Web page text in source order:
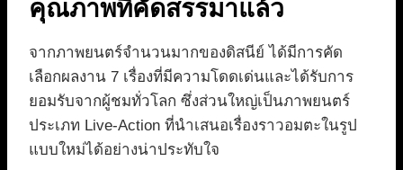
คุณภาพที่คัดสรรมาแล้ว
จากภาพยนตร์จำนวนมากของดิสนีย์ ได้มีการคัด
เลือกผลงาน 7 เรื่องที่มีความโดดเด่นและได้รับการ
ยอมรับจากผู้ชมทั่วโลก ซึ่งส่วนใหญ่เป็นภาพยนตร์
ประเภท Live-Action ที่นำเสนอเรื่องราวอมตะในรูป
แบบใหม่ได้อย่างน่าประทับใจ